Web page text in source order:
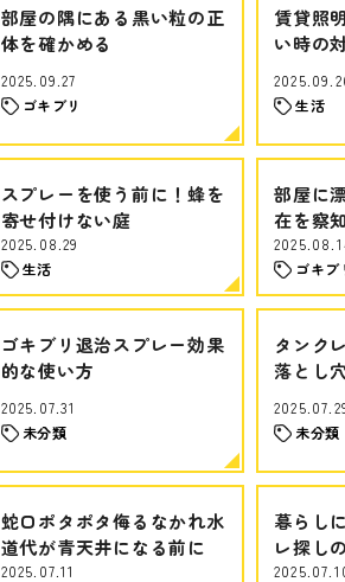
部屋の隅にある黒い粒の正
体を確かめる
2025.09.27
ゴキブリ
賃貸照
い時の
生活
スプレーを使う前に！蜂を
寄せ付けない庭
2025.08.29
生活
部屋に
在を察
ゴキブ
ゴキブリ退治スプレー効果
的な使い方
2025.07.31
未分類
タンク
落とし穴
未分類
蛇口ポタポタ侮るなかれ水
道代が青天井になる前に
2025.07.11
暮らし
レ探し